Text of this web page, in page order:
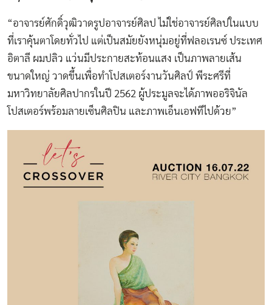
“อาจารย์ศักดิ์วุฒิวาดรูปอาจารย์ศิลป ไม่ใช่อาจารย์ศิลปในแบบ
ที่เราคุ้นตาโดยทั่วไป แต่เป็นสมัยยังหนุ่มอยู่ที่ฟลอเรนซ์ ประเทศ
อิตาลี ผมปลิว แว่นมีประกายสะท้อนแสง เป็นภาพลายเส้น
ขนาดใหญ่ วาดขึ้นเพื่อทำโปสเตอร์งานวันศิลป์ พีระศรีที่
มหาวิทยาลัยศิลปากรในปี 2562 ผู้ประมูลจะได้ภาพออริจินัล
โปสเตอร์พร้อมลายเซ็นศิลปิน และภาพเอ็นเอฟทีไปด้วย”